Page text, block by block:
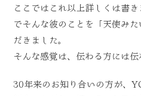
ここではこれ以上詳しくは書
でそんな彼のことを「天使み
だきました。
そんな感覚は、伝わる方には伝
30年来のお知り合いの方が、